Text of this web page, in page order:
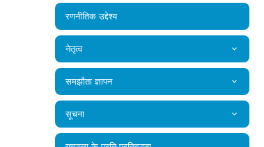
रणनीतिक उद्देश्य
नेतृत्व
समझौता ज्ञापन
सूचना